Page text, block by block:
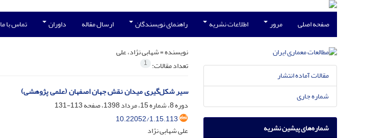
صفحه اصلی مرور اطلاعات نشریه راهنمای نویسندگان ارسال مقاله داوران تماس با ما
نویسنده =شهابی نژاد، علی
تعداد مقالات: 1
سیر شکل‌گیری میدان نقش ‌جهان اصفهان (علمی پژوهشی)
دوره 8، شماره 15، مرداد 1398، صفحه
113-131
10.22052/1.15.113
علی شهابی نژاد
مقالات آماده انتشار
شماره جاری
شماره‌های پیشین نشریه